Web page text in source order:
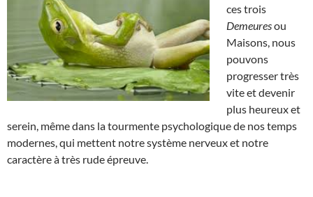
ces trois
Demeuresou
Maisons, nous
pouvons
progresser très
vite et devenir
plus heureux et
serein, même dans la tourmente psychologique de nos temps
modernes, qui mettent notre système nerveux et notre
caractère à très rude épreuve.